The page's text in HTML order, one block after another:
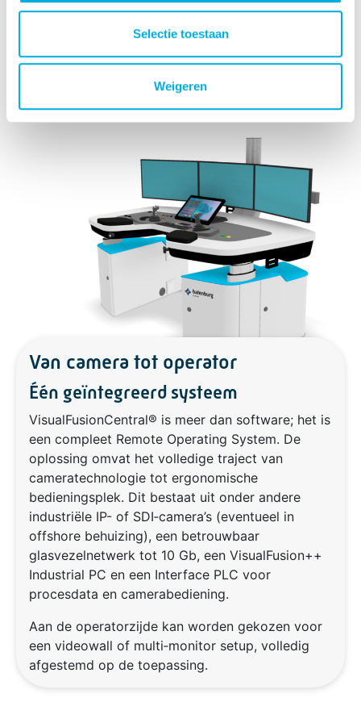
Selectie toestaan
Weigeren
Hierdoor is de oplossing ideaal voor
brownfield‑omgevingen, moderniseringstrajecten en
aan bestaande installaties.
Van camera tot operator
Één geïntegreerd systeem
VisualFusionCentral® is meer dan software; het is
een compleet Remote Operating System. De
oplossing omvat het volledige traject van
cameratechnologie tot ergonomische
bedieningsplek. Dit bestaat uit onder andere
industriële IP- of SDI‑camera’s (eventueel in
offshore behuizing), een betrouwbaar
glasvezelnetwerk tot 10 Gb, een VisualFusion++
Industrial PC en een Interface PLC voor
procesdata en camerabediening.
Aan de operatorzijde kan worden gekozen voor
een videowall of multi‑monitor setup, volledig
afgestemd op de toepassing.